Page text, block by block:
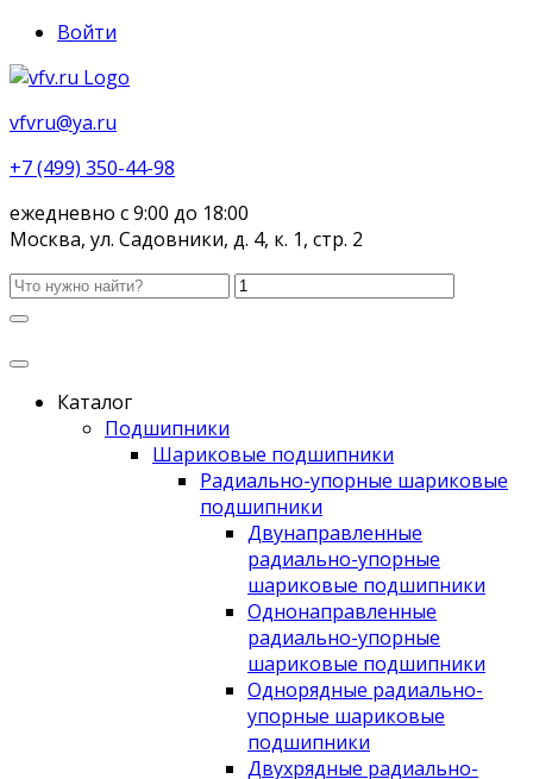
Войти
vfvru@ya.ru
+7 (499) 350-44-98
ежедневно с 9:00 до 18:00
Москва, ул. Садовники, д. 4, к. 1, стр. 2
Каталог
Подшипники
Шариковые подшипники
Радиально-упорные шариковые
подшипники
Двунаправленные
радиально-упорные
шариковые подшипники
Однонаправленные
радиально-упорные
шариковые подшипники
Однорядные радиально-
упорные шариковые
подшипники
Двухрядные радиально-